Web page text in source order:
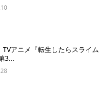
TVアニメ『転生したらスライム
3...